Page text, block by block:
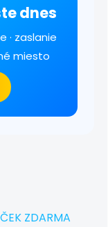
dnes
· zaslanie
miesto
ZDARMA